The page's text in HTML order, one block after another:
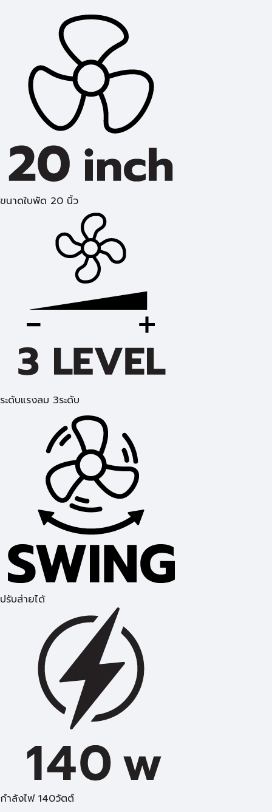
ขนาดใบพัด 20 นิ้ว
ระดับแรงลม 3ระดับ
ปรับส่ายได้
กำลังไฟ 140วัตต์